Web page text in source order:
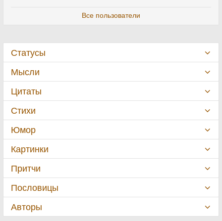
Все пользователи
Статусы
Мысли
Цитаты
Стихи
Юмор
Картинки
Притчи
Пословицы
Авторы